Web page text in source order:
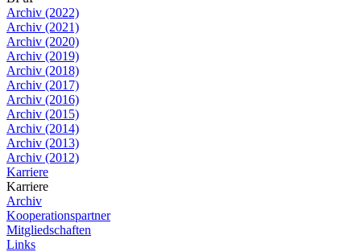
Archiv (2022)
Archiv (2021)
Archiv (2020)
Archiv (2019)
Archiv (2018)
Archiv (2017)
Archiv (2016)
Archiv (2015)
Archiv (2014)
Archiv (2013)
Archiv (2012)
Karriere
Karriere
Archiv
Kooperationspartner
Mitgliedschaften
Links